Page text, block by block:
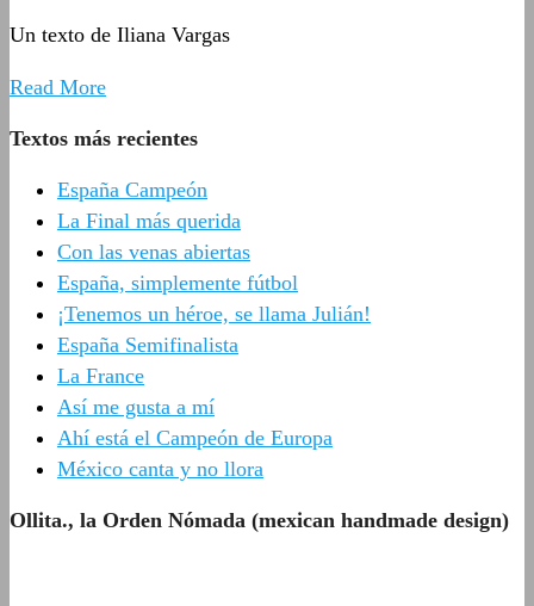
Un texto de Iliana Vargas
Read More
Textos más recientes
España Campeón
La Final más querida
Con las venas abiertas
España, simplemente fútbol
¡Tenemos un héroe, se llama Julián!
España Semifinalista
La France
Así me gusta a mí
Ahí está el Campeón de Europa
México canta y no llora
Ollita., la Orden Nómada (mexican handmade design)